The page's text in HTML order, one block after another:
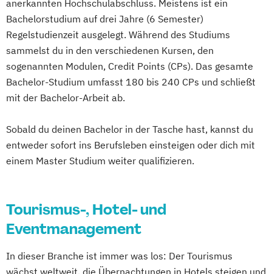
und Reisevertrieb
anerkannten Hochschulabschluss. Meistens ist ein
Bachelorstudium auf drei Jahre (6 Semester)
Regelstudienzeit ausgelegt. Während des Studiums
sammelst du in den verschiedenen Kursen, den
sogenannten Modulen, Credit Points (CPs). Das gesamte
Bachelor-Studium umfasst 180 bis 240 CPs und schließt
mit der Bachelor-Arbeit ab.
Sobald du deinen Bachelor in der Tasche hast, kannst du
entweder sofort ins Berufsleben einsteigen oder dich mit
einem Master Studium weiter qualifizieren.
Tourismus-, Hotel- und
Eventmanagement
In dieser Branche ist immer was los: Der Tourismus